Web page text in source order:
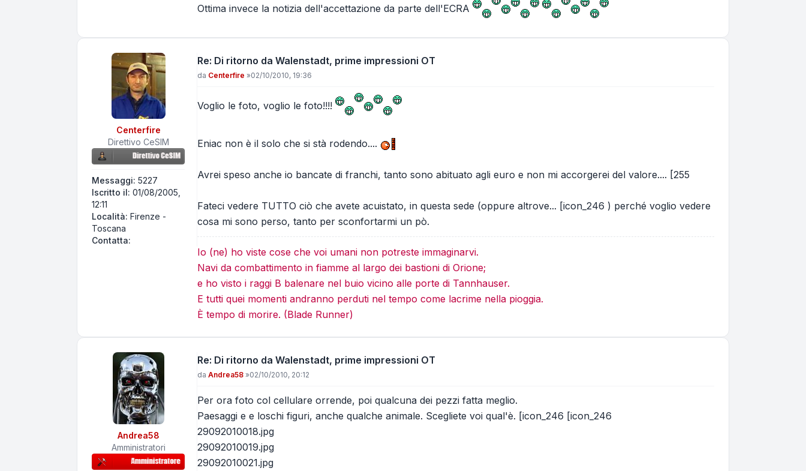
Ottima invece la notizia dell'accettazione da parte dell'ECRA
Centerfire
Direttivo CeSIM
Messaggi: 5227
Iscritto il: 01/08/2005,
12:11
Località: Firenze -
Toscana
Contatta:
Contatta Centerfire
Re: Di ritorno da Walenstadt, prime impressioni OT
Messaggio
da Centerfire »02/10/2010, 19:36
Voglio le foto, voglio le foto!!!!
Eniac non è il solo che si stà rodendo....
Avrei speso anche io bancate di franchi, tanto sono abituato agli euro e non mi accorgerei del valore.... [255
Fateci vedere TUTTO ciò che avete acuistato, in questa sede (oppure altrove... [icon_246 ) perché voglio vedere
cosa mi sono perso, tanto per sconfortarmi un pò.
Io (ne) ho viste cose che voi umani non potreste immaginarvi.
Navi da combattimento in fiamme al largo dei bastioni di Orione;
e ho visto i raggi B balenare nel buio vicino alle porte di Tannhauser.
E tutti quei momenti andranno perduti nel tempo come lacrime nella pioggia.
È tempo di morire. (Blade Runner)
Andrea58
Amministratori
Re: Di ritorno da Walenstadt, prime impressioni OT
Messaggio
da Andrea58 »02/10/2010, 20:12
Per ora foto col cellulare orrende, poi qualcuna dei pezzi fatta meglio.
Paesaggi e e loschi figuri, anche qualche animale. Scegliete voi qual'è. [icon_246 [icon_246
29092010018.jpg
29092010019.jpg
29092010021.jpg